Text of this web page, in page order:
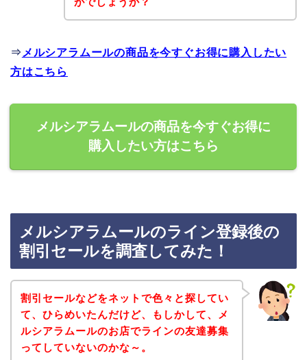
⇒ メルシアラムールの商品を今すぐお得に購入したい
方はこちら
メルシアラムールの商品を今すぐお得に
購入したい方はこちら
メルシアラムールのライン登録後の
割引セールを調査してみた！
割引セールなどをネットで色々と探してい
て、ひらめいたんだけど、もしかして、メ
ルシアラムールのお店でラインの友達募集
ってしていないのかな～。